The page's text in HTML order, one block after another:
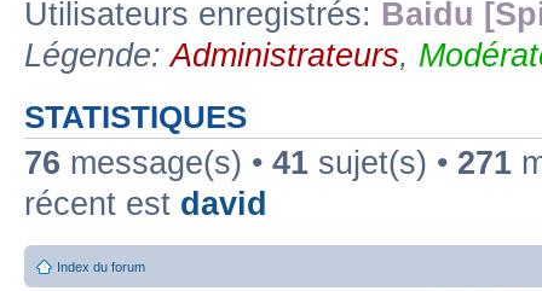
Utilisateurs enregistrés: Baidu
Légende:Administrateurs,
STATISTIQUES
76 message(s) • 41 sujet(s) • 271
récent est david
Index du forum